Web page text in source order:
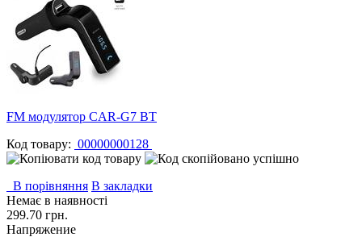
FM модулятор CAR-G7 BT
Код товару: 00000000128
В порівняння В закладки
Немає в наявності
299.70 грн.
Напряжение